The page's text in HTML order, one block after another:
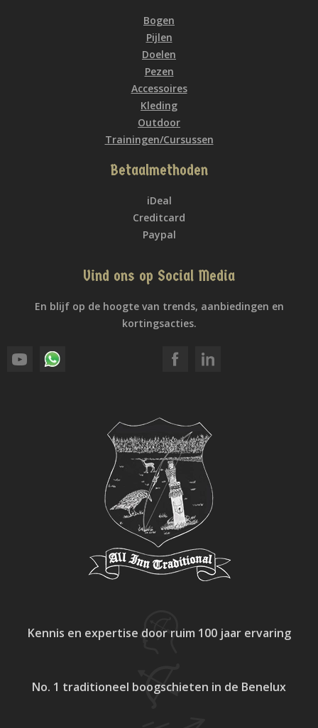
Bogen
Pijlen
Doelen
Pezen
Accessoires
Kleding
Outdoor
Trainingen/Cursussen
Betaalmethoden
iDeal
Creditcard
Paypal
Vind ons op Social Media
En blijf op de hoogte van trends, aanbiedingen en
kortingsacties.
Kennis en expertise door ruim 100 jaar ervaring
No. 1 traditioneel boogschieten in de Benelux